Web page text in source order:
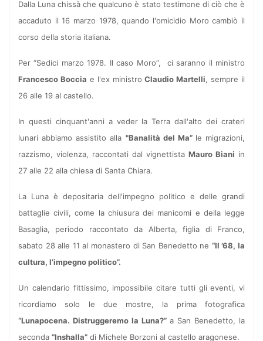
Dalla Luna chissà che qualcuno è stato testimone di ciò che è
accaduto il 16 marzo 1978, quando l'omicidio Moro cambiò il
corso della storia italiana.
Per “Sedici marzo 1978. Il caso Moro”, ci saranno il ministro
Francesco Boccia e l'ex ministroClaudio Martelli, sempre il
26 alle 19 al castello.
In questi cinquant'anni a veder la Terra dall'alto dei crateri
lunari abbiamo assistito alla "Banalità del Ma” le migrazioni,
razzismo, violenza, raccontati dal vignettista Mauro Biani in
27 alle 22 alla chiesa di Santa Chiara.
La Luna è depositaria dell'impegno politico e delle grandi
battaglie civili, come la chiusura dei manicomi e della legge
Basaglia, periodo raccontato da Alberta, figlia di Franco,
sabato 28 alle 11 al monastero di San Benedetto ne “Il ’68, la
cultura, l’impegno politico”.
Un calendario fittissimo, impossibile citare tutti gli eventi, vi
ricordiamo solo le due mostre, la prima fotografica
“Lunapocena. Distruggeremo la Luna?”a San Benedetto, la
seconda “Inshalla” di Michele Borzoni al castello aragonese.